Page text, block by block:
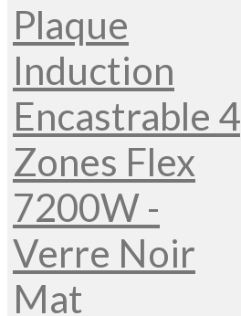
Plaque
Induction
Encastrable 4
Zones Flex
7200W -
Verre Noir
Mat